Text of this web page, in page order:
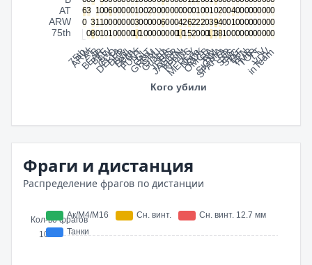
Фраги и дистанция
Распределение фрагов по дистанции